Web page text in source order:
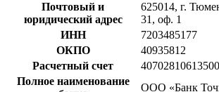
Почтовый и
юридический адрес
625014, г.
31, оф. 1
ИНН
7203485177
ОКПО
40935812
Расчетный счет
Полное наименование
ООО «Банк